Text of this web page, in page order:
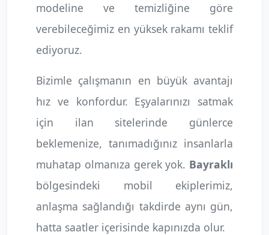
modeline ve temizliğine göre
verebileceğimiz en yüksek rakamı teklif
ediyoruz.
Bizimle çalışmanın en büyük avantajı
hız ve konfordur. Eşyalarınızı satmak
için ilan sitelerinde günlerce
beklemenize, tanımadığınız insanlarla
muhatap olmanıza gerek yok. Bayraklı
bölgesindeki mobil ekiplerimiz,
anlaşma sağlandığı takdirde aynı gün,
hatta saatler içerisinde kapınızda olur.